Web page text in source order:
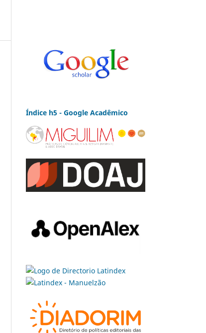
Índice h5 - Google Acadêmico